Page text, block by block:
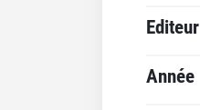
Editeur
Année